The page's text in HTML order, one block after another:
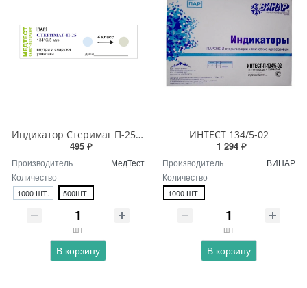
Индикатор Стеримаг П-25 134/5мин
495 ₽
Производитель
МедТест
Количество
1000 ШТ. 500ШТ.
шт
В корзину
ИНТЕСТ 134/5-02
1 294 ₽
Производитель
ВИНАР
Количество
1000 ШТ.
шт
В корзину